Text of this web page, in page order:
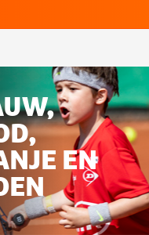
EN